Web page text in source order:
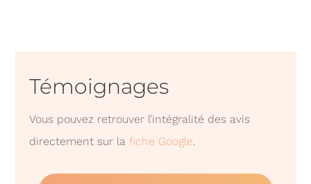
Témoignages
Vous pouvez retrouver l’intégralité des avis
directement sur lafiche Google.